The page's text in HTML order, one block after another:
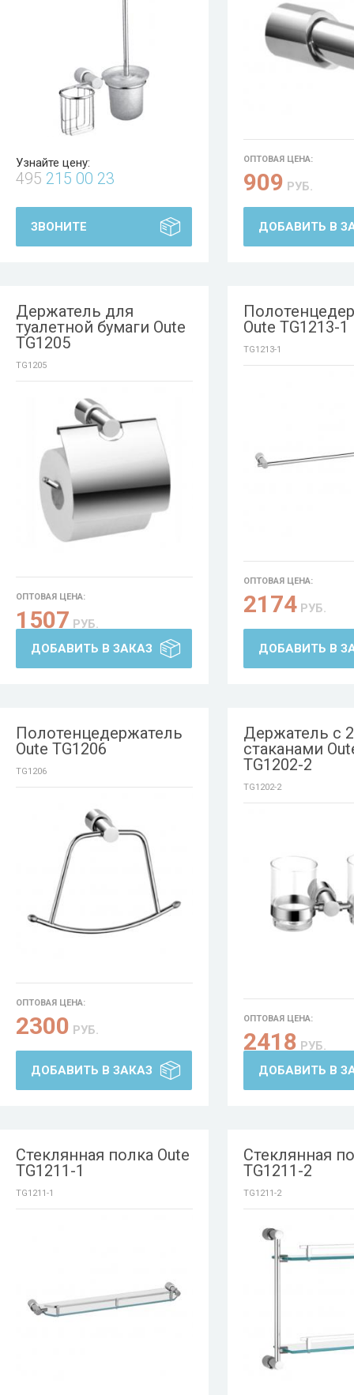
Узнайте цену:
495 215 00 23
ЗВОНИТЕ
ОПТОВАЯ ЦЕНА:
909 РУБ.
ДОБАВИТЬ В
Держатель для
туалетной бумаги Oute
TG1205
TG1205
ОПТОВАЯ ЦЕНА:
1507 РУБ.
ДОБАВИТЬ В ЗАКАЗ
Oute TG1213-1
TG1213-1
ОПТОВАЯ ЦЕНА:
2174 РУБ.
ДОБАВИТЬ В
Полотенцедержатель
Oute TG1206
TG1206
ОПТОВАЯ ЦЕНА:
2300 РУБ.
ДОБАВИТЬ В ЗАКАЗ
Держатель с
стаканами
TG1202-2
TG1202-2
ОПТОВАЯ ЦЕНА:
2418 РУБ.
ДОБАВИТЬ В
Стеклянная полка Oute
TG1211-1
TG1211-1
Стеклянная
TG1211-2
TG1211-2